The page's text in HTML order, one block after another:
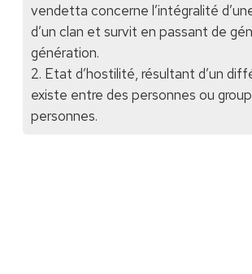
vendetta concerne l’intégralité
d’un clan et survit en passant de
génération.
2. Etat d’hostilité, résultant d’un
existe entre des personnes ou
personnes.